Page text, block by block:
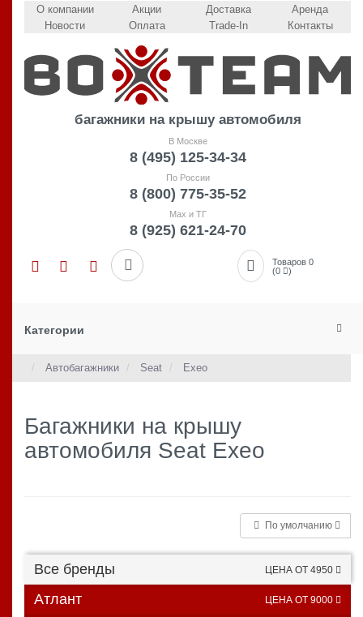
О компании
Новости
Акции
Оплата
Доставка
Trade-In
Аренда
Контакты
багажники на крышу автомобиля
В Москве
8 (495) 125-34-34
По России
8 (800) 775-35-52
Max и ТГ
8 (925) 621-24-70
Товаров 0
(0
)
Категории
Автобагажники Seat Exeo
Багажники на крышу
автомобиля Seat Exeo
По умолчанию
Все бренды ЦЕНА ОТ 4950
Атлант ЦЕНА ОТ 9000